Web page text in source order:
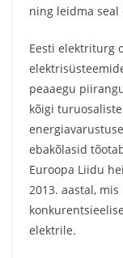
ning leidma seal
Eesti elektriturg
peaaegu
kõigi
ebakõlasid
Euroopa Liidu
2013. aastal,
elektrile.